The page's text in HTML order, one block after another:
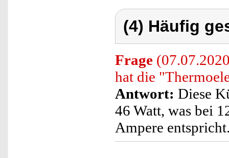
(4) Häufig
Frage
hat die
Antwort: Diese
46 Watt, was bei
Ampere